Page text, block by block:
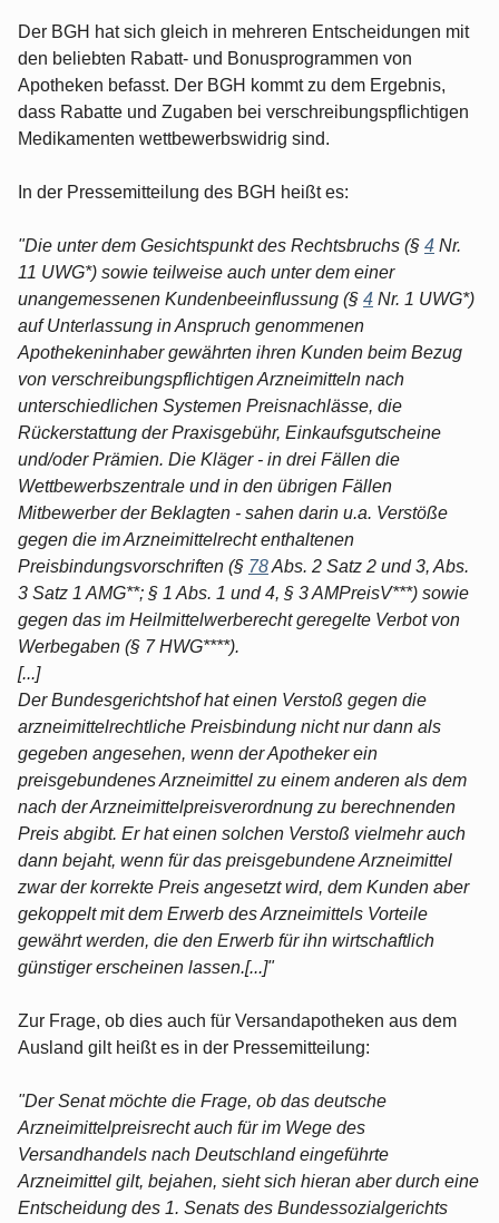
Der BGH hat sich gleich in mehreren Entscheidungen mit
den beliebten Rabatt- und Bonusprogrammen von
Apotheken befasst. Der BGH kommt zu dem Ergebnis,
dass Rabatte und Zugaben bei verschreibungspflichtigen
Medikamenten wettbewerbswidrig sind.
In der Pressemitteilung des BGH heißt es:
"Die unter dem Gesichtspunkt des Rechtsbruchs (§ 4 Nr.
11 UWG*) sowie teilweise auch unter dem einer
unangemessenen Kundenbeeinflussung (§ 4 Nr. 1 UWG*)
auf Unterlassung in Anspruch genommenen
Apothekeninhaber gewährten ihren Kunden beim Bezug
von verschreibungspflichtigen Arzneimitteln nach
unterschiedlichen Systemen Preisnachlässe, die
Rückerstattung der Praxisgebühr, Einkaufsgutscheine
und/oder Prämien. Die Kläger - in drei Fällen die
Wettbewerbszentrale und in den übrigen Fällen
Mitbewerber der Beklagten - sahen darin u.a. Verstöße
gegen die im Arzneimittelrecht enthaltenen
Preisbindungsvorschriften (§ 78Abs. 2 Satz 2 und 3, Abs.
3 Satz 1 AMG**; § 1 Abs. 1 und 4, § 3 AMPreisV***) sowie
gegen das im Heilmittelwerberecht geregelte Verbot von
Werbegaben (§ 7 HWG****).
[...]
Der Bundesgerichtshof hat einen Verstoß gegen die
arzneimittelrechtliche Preisbindung nicht nur dann als
gegeben angesehen, wenn der Apotheker ein
preisgebundenes Arzneimittel zu einem anderen als dem
nach der Arzneimittelpreisverordnung zu berechnenden
Preis abgibt. Er hat einen solchen Verstoß vielmehr auch
dann bejaht, wenn für das preisgebundene Arzneimittel
zwar der korrekte Preis angesetzt wird, dem Kunden aber
gekoppelt mit dem Erwerb des Arzneimittels Vorteile
gewährt werden, die den Erwerb für ihn wirtschaftlich
günstiger erscheinen lassen.[...]"
Zur Frage, ob dies auch für Versandapotheken aus dem
Ausland gilt heißt es in der Pressemitteilung:
"Der Senat möchte die Frage, ob das deutsche
Arzneimittelpreisrecht auch für im Wege des
Versandhandels nach Deutschland eingeführte
Arzneimittel gilt, bejahen, sieht sich hieran aber durch eine
Entscheidung des 1. Senats des Bundessozialgerichts